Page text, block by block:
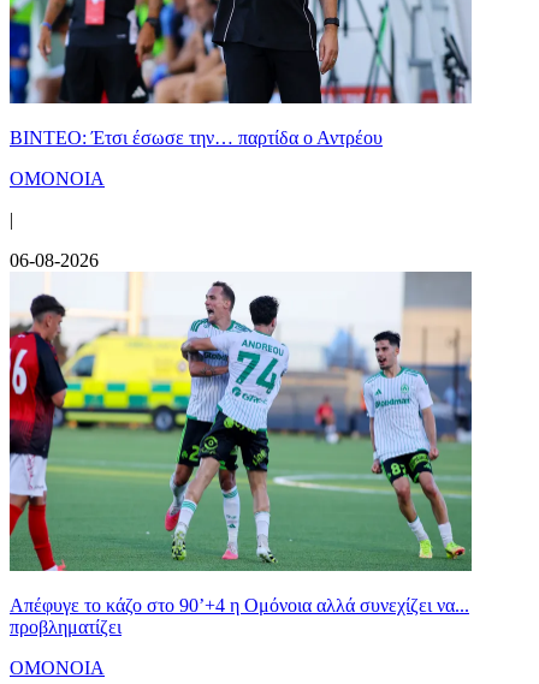
ΒΙΝΤΕΟ: Έτσι έσωσε την… παρτίδα ο Αντρέου
ΟΜΟΝΟΙΑ
|
06-08-2026
Απέφυγε το κάζο στο 90’+4 η Ομόνοια αλλά συνεχίζει να...
προβληματίζει
ΟΜΟΝΟΙΑ